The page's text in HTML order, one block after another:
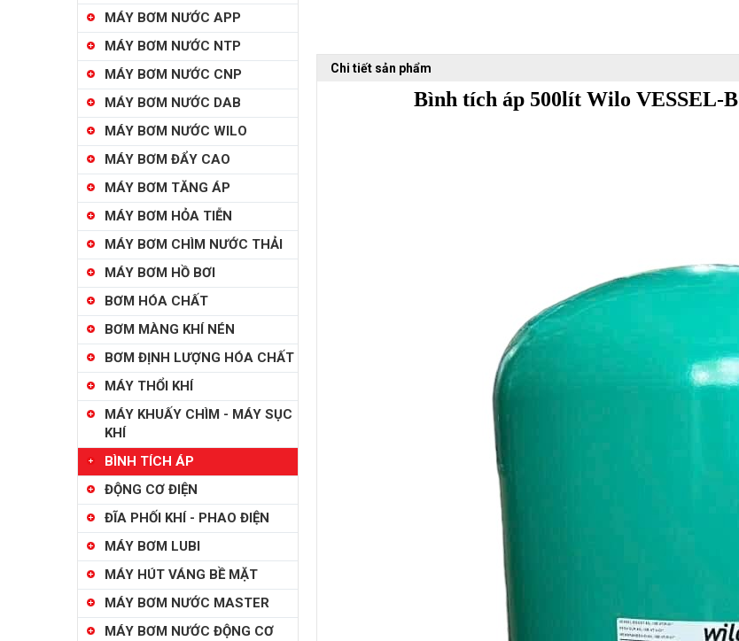
MÁY BƠM NƯỚC APP
MÁY BƠM NƯỚC NTP
MÁY BƠM NƯỚC CNP
MÁY BƠM NƯỚC DAB
MÁY BƠM NƯỚC WILO
MÁY BƠM ĐẨY CAO
MÁY BƠM TĂNG ÁP
MÁY BƠM HỎA TIỄN
MÁY BƠM CHÌM NƯỚC THẢI
MÁY BƠM HỒ BƠI
BƠM HÓA CHẤT
BƠM MÀNG KHÍ NÉN
BƠM ĐỊNH LƯỢNG HÓA CHẤT
MÁY THỔI KHÍ
MÁY KHUẤY CHÌM - MÁY SỤC
KHÍ
BÌNH TÍCH ÁP
ĐỘNG CƠ ĐIỆN
ĐĨA PHỐI KHÍ - PHAO ĐIỆN
MÁY BƠM LUBI
MÁY HÚT VÁNG BỀ MẶT
MÁY BƠM NƯỚC MASTER
MÁY BƠM NƯỚC ĐỘNG CƠ
Chi tiết sản phẩm
Bình tích áp 500lít Wilo VESSEL-